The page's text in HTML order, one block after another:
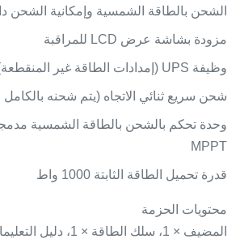
الشحن بالطاقة الشمسية وإمكانية الشحن
مزودة بشاشة عرض LCD للمراقبة
وظيفة UPS (إمدادات الطاقة غير المنقطعة).
شحن سريع ثنائي الاتجاه (يتم شحنه
MPPT
قدرة تحميل الطاقة الثابتة 1000 واط
محتويات الحزمة